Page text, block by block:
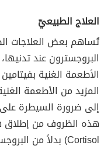
العلاج الطبيعيّ
تُساهم بعض العلاجات
البروجسترون عند
الأطعمة الغنية
المزيد من الأطعمة
إلى ضرورة السيطرة
هذه الظروف من إطلاق
Cortisol) بدلاً من البروجسترون.